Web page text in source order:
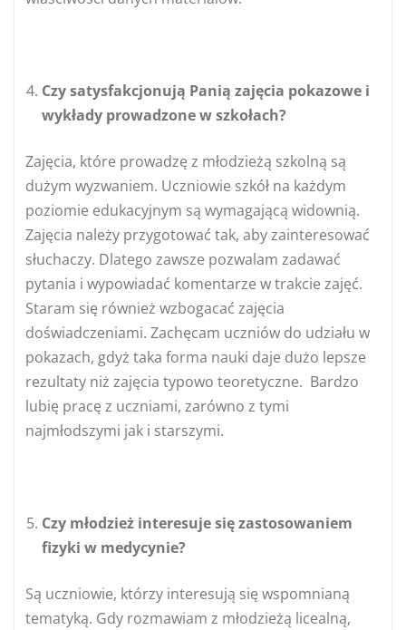
Czy satysfakcjonują Panią zajęcia pokazowe i
wykłady prowadzone w szkołach?
Zajęcia, które prowadzę z młodzieżą szkolną są
dużym wyzwaniem. Uczniowie szkół na każdym
poziomie edukacyjnym są wymagającą widownią.
Zajęcia należy przygotować tak, aby zainteresować
słuchaczy. Dlatego zawsze pozwalam zadawać
pytania i wypowiadać komentarze w trakcie zajęć.
Staram się również wzbogacać zajęcia
doświadczeniami. Zachęcam uczniów do udziału w
pokazach, gdyż taka forma nauki daje dużo lepsze
rezultaty niż zajęcia typowo teoretyczne. Bardzo
lubię pracę z uczniami, zarówno z tymi
najmłodszymi jak i starszymi.
Czy młodzież interesuje się zastosowaniem
fizyki w medycynie?
Są uczniowie, którzy interesują się wspomnianą
tematyką. Gdy rozmawiam z młodzieżą licealną,